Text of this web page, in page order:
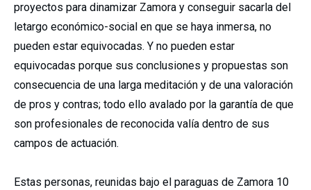
proyectos para dinamizar Zamora y conseguir sacarla del
letargo económico-social en que se haya inmersa, no
pueden estar equivocadas. Y no pueden estar
equivocadas porque sus conclusiones y propuestas son
consecuencia de una larga meditación y de una valoración
de pros y contras; todo ello avalado por la garantía de que
son profesionales de reconocida valía dentro de sus
campos de actuación.
Estas personas, reunidas bajo el paraguas de Zamora 10